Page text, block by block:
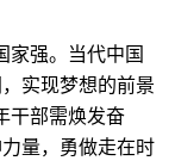
强。当代中国
实现梦想的前景
干部需焕发奋
量，勇做走在时